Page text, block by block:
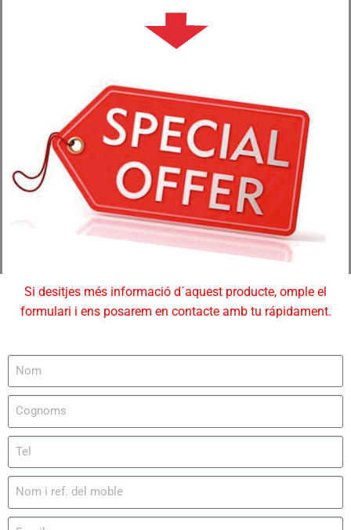
Si desitjes més informació d´aquest producte, omple el
formulari i ens posarem en contacte amb tu rápidament.